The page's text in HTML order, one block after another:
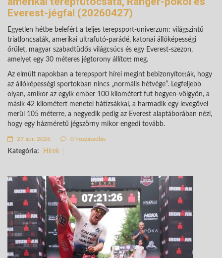
Everest-jégfal (20260427)
Egyetlen hétbe belefért a teljes terepsport-univerzum: világszintű
triatloncsaták, amerikai ultrafutó-parádé, katonai állóképességi
őrület, magyar szabadtüdős világcsúcs és egy Everest-szezon,
amelyet egy 30 méteres jégtorony állított meg.
Az elmúlt napokban a terepsport hírei megint bebizonyították, hogy
az állóképességi sportokban nincs „normális hétvége”. Legfeljebb
olyan, amikor az egyik ember 100 kilométert fut hegyen-völgyön, a
másik 42 kilométert menetel hátizsákkal, a harmadik egy levegővel
merül 105 méterre, a negyedik pedig az Everest alaptáborában nézi,
hogy egy házméretű jégszörny mikor engedi tovább.
27 ápr. 2026 0 hozzászólás
Kategória: Hírek